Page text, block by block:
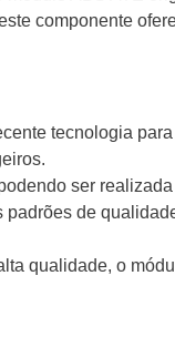
componente
tecnologia
ser
de
qualidade, o